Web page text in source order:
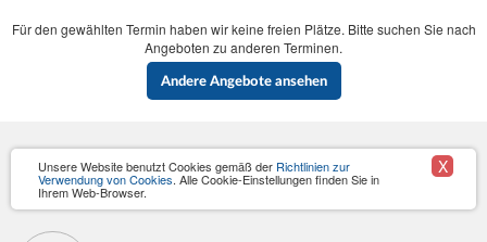
Für den gewählten Termin haben wir keine freien Plätze. Bitte suchen Sie nach
Angeboten zu anderen Terminen.
Andere Angebote ansehen
Unsere Website benutzt Cookies gemäß der Richtlinien zur
Verwendung von Cookies. Alle Cookie-Einstellungen finden Sie in
Ihrem Web-Browser.
X